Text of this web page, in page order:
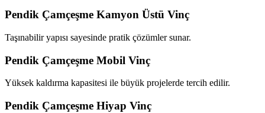
Pendik Çamçeşme Kamyon Üstü Vinç
Taşınabilir yapısı sayesinde pratik çözümler sunar.
Pendik Çamçeşme Mobil Vinç
Yüksek kaldırma kapasitesi ile büyük projelerde tercih edilir.
Pendik Çamçeşme Hiyap Vinç